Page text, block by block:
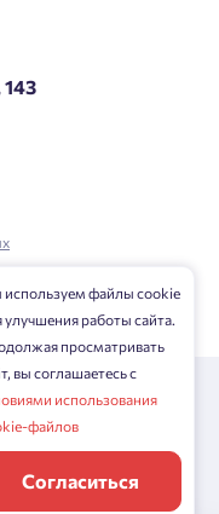
143
корпорация
файлы cookie
улучшения работы сайта.
просматривать
вы соглашаетесь с
использования
файлов
Согласиться